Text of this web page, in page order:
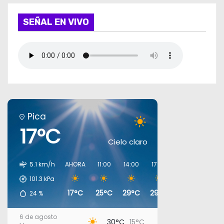
SEÑAL EN VIVO
Pica
17°C Cielo claro
5.1 km/h
101.3 kPa
24 %
AHORA
17°C
11:00
25°C
14:00
29°C
17:00
29°C
6 de agosto 30°C 15°C